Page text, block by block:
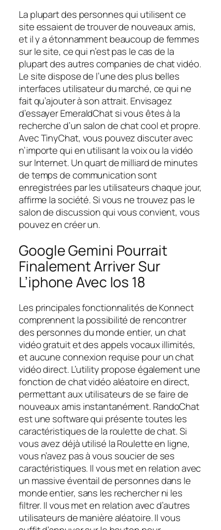
La plupart des personnes qui utilisent ce
site essaient de trouver de nouveaux amis,
et il y a étonnamment beaucoup de femmes
sur le site, ce qui n’est pas le cas de la
plupart des autres companies de chat vidéo.
Le site dispose de l’une des plus belles
interfaces utilisateur du marché, ce qui ne
fait qu’ajouter à son attrait. Envisagez
d’essayer EmeraldChat si vous êtes à la
recherche d’un salon de chat cool et propre.
Avec TinyChat, vous pouvez discuter avec
n’importe qui en utilisant la voix ou la vidéo
sur Internet. Un quart de milliard de minutes
de temps de communication sont
enregistrées par les utilisateurs chaque jour,
affirme la société. Si vous ne trouvez pas le
salon de discussion qui vous convient, vous
pouvez en créer un.
Google Gemini Pourrait
Finalement Arriver Sur
L’iphone Avec Ios 18
Les principales fonctionnalités de Konnect
comprennent la possibilité de rencontrer
des personnes du monde entier, un chat
vidéo gratuit et des appels vocaux illimités,
et aucune connexion requise pour un chat
vidéo direct. L’utility propose également une
fonction de chat vidéo aléatoire en direct,
permettant aux utilisateurs de se faire de
nouveaux amis instantanément. RandoChat
est une software qui présente toutes les
caractéristiques de la roulette de chat. Si
vous avez déjà utilisé la Roulette en ligne,
vous n’avez pas à vous soucier de ses
caractéristiques. Il vous met en relation avec
un massive éventail de personnes dans le
monde entier, sans les rechercher ni les
filtrer. Il vous met en relation avec d’autres
utilisateurs de manière aléatoire. Il vous